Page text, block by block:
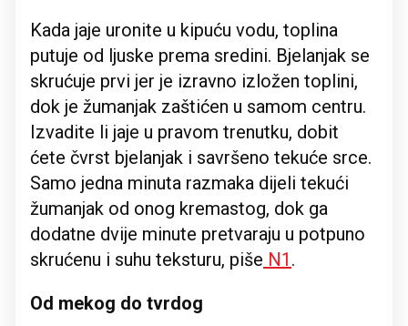
Kada jaje uronite u kipuću vodu, toplina
putuje od ljuske prema sredini. Bjelanjak se
skrućuje prvi jer je izravno izložen toplini,
dok je žumanjak zaštićen u samom centru.
Izvadite li jaje u pravom trenutku, dobit
ćete čvrst bjelanjak i savršeno tekuće srce.
Samo jedna minuta razmaka dijeli tekući
žumanjak od onog kremastog, dok ga
dodatne dvije minute pretvaraju u potpuno
skrućenu i suhu teksturu, piše N1 .
Od mekog do tvrdog